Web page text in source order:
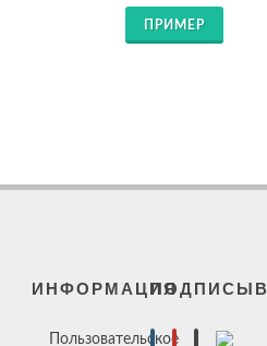
ПРИМЕР
ИНФОРМАЦИЯ
Пользовательское